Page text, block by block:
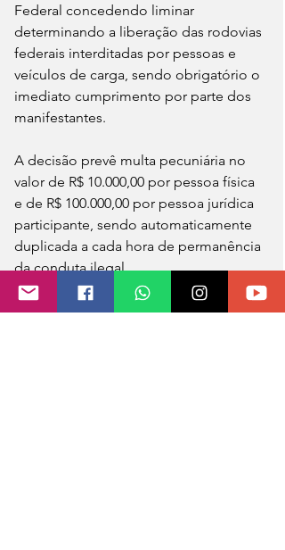
Federal concedendo liminar
determinando a liberação das rodovias
federais interditadas por pessoas e
veículos de carga, sendo obrigatório o
imediato cumprimento por parte dos
manifestantes.
A decisão prevê multa pecuniária no
valor de R$ 10.000,00 por pessoa física
e de R$ 100.000,00 por pessoa jurídica
participante, sendo automaticamente
duplicada a cada hora de permanência
da conduta ilegal.
A PRF notificará os participantes da